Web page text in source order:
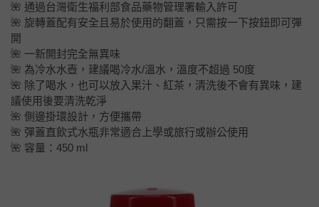
🌺 通過台灣衛生福利部食品藥物管理署輸入許可
🌺 旋轉蓋配有安全且易於使用的翻蓋，只需按一下按鈕即可彈
開
🌺 一新開封完全無異味
🌺 為冷水水壺，建議喝冷水/溫水，溫度不超過 50度
🌺 除了喝水，也可以放入果汁、紅茶，清洗後不會有異味，建
議使用後要清洗乾淨
🌺 側邊掛環設計，方便攜帶
🌺 彈蓋直飲式水瓶非常適合上學或旅行或辦公使用
🌺 容量：450 ml